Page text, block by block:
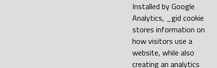
Installed by Google
Analytics, _gid cookie
stores information on
how visitors use a
website, while also
creating an analytics